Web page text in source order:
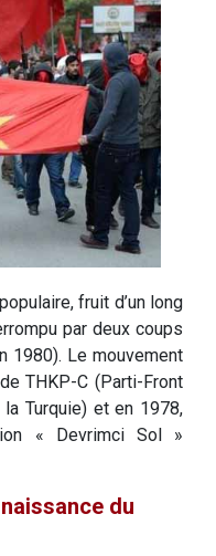
fruit d’un long
par deux coups
1980). Le mouvement
THKP-C (Parti-Front
Turquie) et en 1978,
« Devrimci Sol »
du